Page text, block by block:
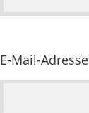
E-Mail-Adresse